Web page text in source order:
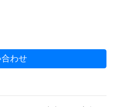
わせ